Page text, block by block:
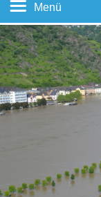
Menü
Startseite
Themen
Service